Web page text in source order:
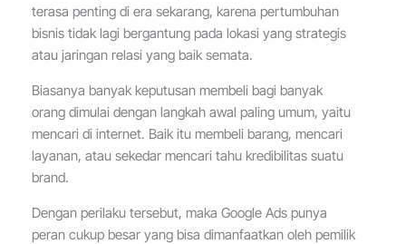
terasa penting di era sekarang, karena pertumbuhan
bisnis tidak lagi bergantung pada lokasi yang strategis
atau jaringan relasi yang baik semata.
Biasanya banyak keputusan membeli bagi banyak
orang dimulai dengan langkah awal paling umum, yaitu
mencari di internet. Baik itu membeli barang, mencari
layanan, atau sekedar mencari tahu kredibilitas suatu
brand.
Dengan perilaku tersebut, maka Google Ads punya
peran cukup besar yang bisa dimanfaatkan oleh pemilik